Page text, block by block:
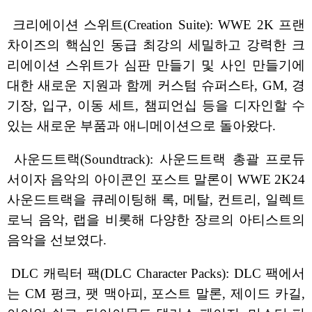
크리에이션 스위트(Creation Suite): WWE 2K 프랜
차이즈의 핵심인 동급 최강의 세밀하고 강력한 크
리에이션 스위트가 심판 만들기 및 사인 만들기에
대한 새로운 지원과 함께 커스텀 슈퍼스타, GM, 경
기장, 입구, 이동 세트, 챔피언십 등을 디자인할 수
있는 새로운 부품과 애니메이션으로 돌아왔다.
사운드트랙(Soundtrack): 사운드트랙 총괄 프로듀
서이자 음악의 아이콘인 포스트 말론이 WWE 2K24
사운드트랙을 큐레이팅해 록, 메탈, 컨트리, 일렉트
로닉 음악, 랩을 비롯해 다양한 장르의 아티스트의
음악을 선보였다.
DLC 캐릭터 팩(DLC Character Packs): DLC 팩에서
는 CM 펑크, 팻 맥아피, 포스트 말론, 제이드 카길,